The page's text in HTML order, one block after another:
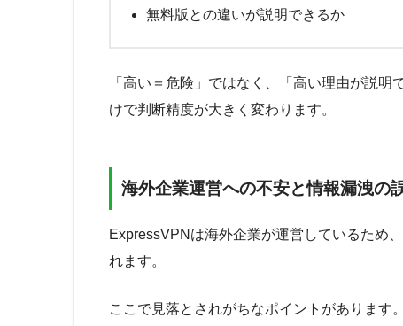
無料版との違いが説明できるか
「高い＝危険」ではなく、「高い理由が説
けで判断精度が大きく変わります。
海外企業運営への不安と情報漏洩の
ExpressVPNは海外企業が運営しているため
れます。
ここで見落とされがちなポイントがあります